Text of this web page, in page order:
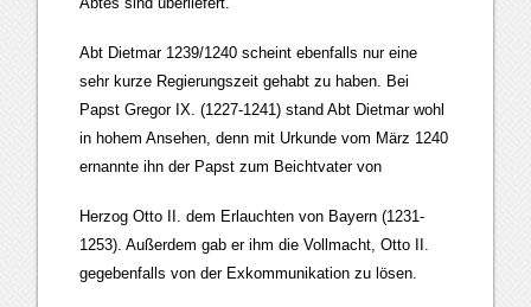
Abt Dietmar 1239/1240 scheint ebenfalls nur eine
sehr kurze Regierungszeit gehabt zu haben. Bei
Papst Gregor IX. (1227-1241) stand Abt Dietmar wohl
in hohem Ansehen, denn mit Urkunde vom März 1240
ernannte ihn der Papst zum Beichtvater von
Herzog Otto II. dem Erlauchten von Bayern (1231-
1253). Außerdem gab er ihm die Vollmacht, Otto II.
gegebenfalls von der Exkommunikation zu lösen.